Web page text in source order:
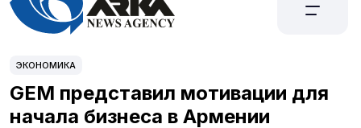
ЭКОНОМИКА
GEM представил мотивации для
начала бизнеса в Армении